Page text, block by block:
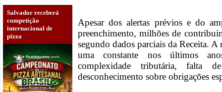
Salvador receberá
competição
internacional de
pizza
Apesar dos alertas prévios e do
preenchimento, milhões de
segundo dados parciais da Receita.
uma constante nos últimos
complexidade tributária, falta
desconhecimento sobre obrigações